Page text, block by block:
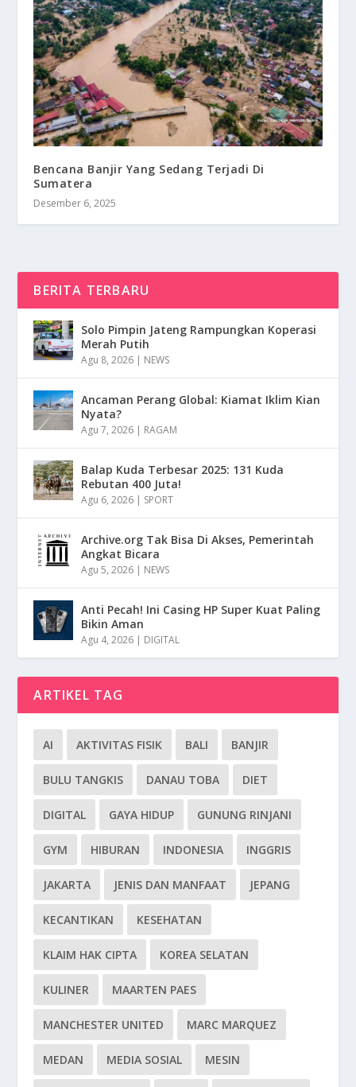
Bencana Banjir Yang Sedang Terjadi Di
Sumatera
Desember 6, 2025
BERITA TERBARU
Solo Pimpin Jateng Rampungkan Koperasi
Merah Putih
Agu 8, 2026 | NEWS
Ancaman Perang Global: Kiamat Iklim Kian
Nyata?
Agu 7, 2026 | RAGAM
Balap Kuda Terbesar 2025: 131 Kuda
Rebutan 400 Juta!
Agu 6, 2026 | SPORT
Archive.org Tak Bisa Di Akses, Pemerintah
Angkat Bicara
Agu 5, 2026 | NEWS
Anti Pecah! Ini Casing HP Super Kuat Paling
Bikin Aman
Agu 4, 2026 | DIGITAL
ARTIKEL TAG
AI AKTIVITAS FISIK BALI BANJIR
BULU TANGKIS DANAU TOBA DIET
DIGITAL GAYA HIDUP GUNUNG RINJANI
GYM HIBURAN INDONESIA INGGRIS
JAKARTA JENIS DAN MANFAAT JEPANG
KECANTIKAN KESEHATAN
KLAIM HAK CIPTA KOREA SELATAN
KULINER MAARTEN PAES
MANCHESTER UNITED MARC MARQUEZ
MEDAN MEDIA SOSIAL MESIN